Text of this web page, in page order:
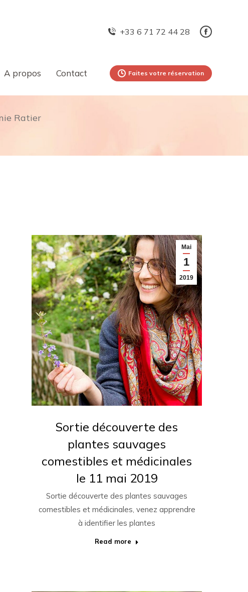
+33 6 71 72 44 28
A propos Contact Faites votre réservation
Ratier
Mai
1
2019
Sortie découverte des
plantes sauvages
comestibles et médicinales
le 11 mai 2019
Sortie découverte des plantes sauvages
comestibles et médicinales, venez apprendre
à identifier les plantes
Read more